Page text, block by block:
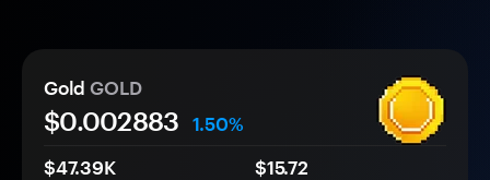
Gold GOLD
$0.002883
1.50%
$47.39K
$15.72